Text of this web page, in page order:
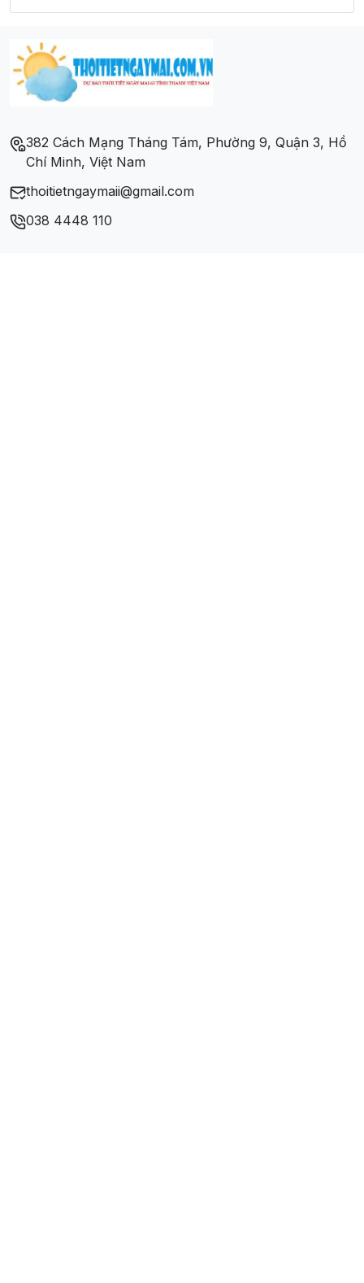
Thành phố Uông Bí
Thị xã Quảng Yên
382 Cách Mạng Tháng Tám, Phường 9, Quận 3, Hồ
Chí Minh, Việt Nam
thoitietngaymaii@gmail.com
038 4448 110